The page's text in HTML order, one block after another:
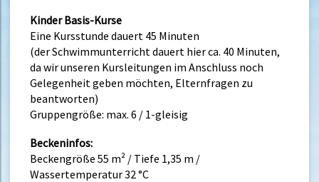
Kinder Basis-Kurse
Eine Kursstunde dauert 45 Minuten
(der Schwimmunterricht dauert hier ca. 40 Minuten,
da wir unseren Kursleitungen im Anschluss noch
Gelegenheit geben möchten, Elternfragen zu
beantworten)
Gruppengröße: max. 6 / 1-gleisig
Beckeninfos:
Beckengröße 55 m² / Tiefe 1,35 m /
Wassertemperatur 32 °C